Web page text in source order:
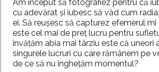
Am început să fotografiez pentru că
cu adevărat și iubesc să văd cum
ei. Să reușesc să capturez efemerul mi
este cel mai de preț lucru pentru
învățăm abia mai târziu este că uneori
singurele lucruri cu care rămânem pe
de ce să nu înghețăm momentul?